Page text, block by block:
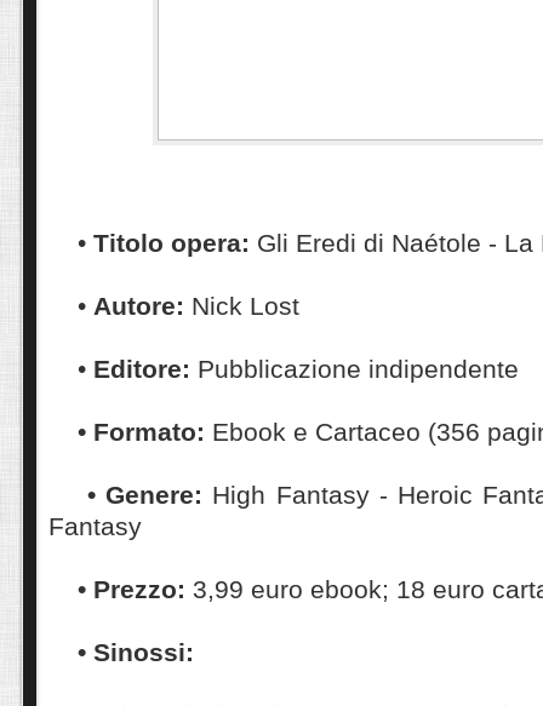
• Titolo opera: Gli Eredi di Naétole - La
• Autore: Nick Lost
• Editore: Pubblicazione indipendente
• Formato: Ebook e Cartaceo (356
• Genere: High Fantasy - Heroic
Fantasy
• Prezzo: 3,99 euro ebook; 18 euro
• Sinossi: